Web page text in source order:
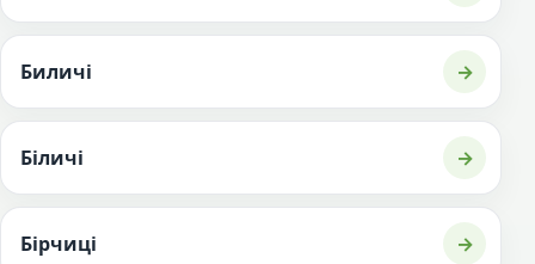
Биличі →
Біличі →
Бірчиці →